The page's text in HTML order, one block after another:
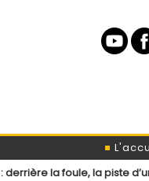
la piste d’une